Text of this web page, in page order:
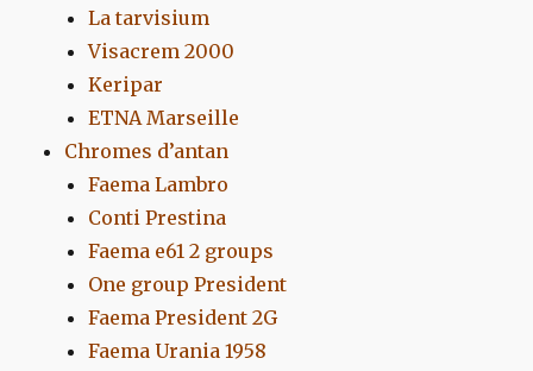
La tarvisium
Visacrem 2000
Keripar
ETNA Marseille
Chromes d’antan
Faema Lambro
Conti Prestina
Faema e61 2 groups
One group President
Faema President 2G
Faema Urania 1958